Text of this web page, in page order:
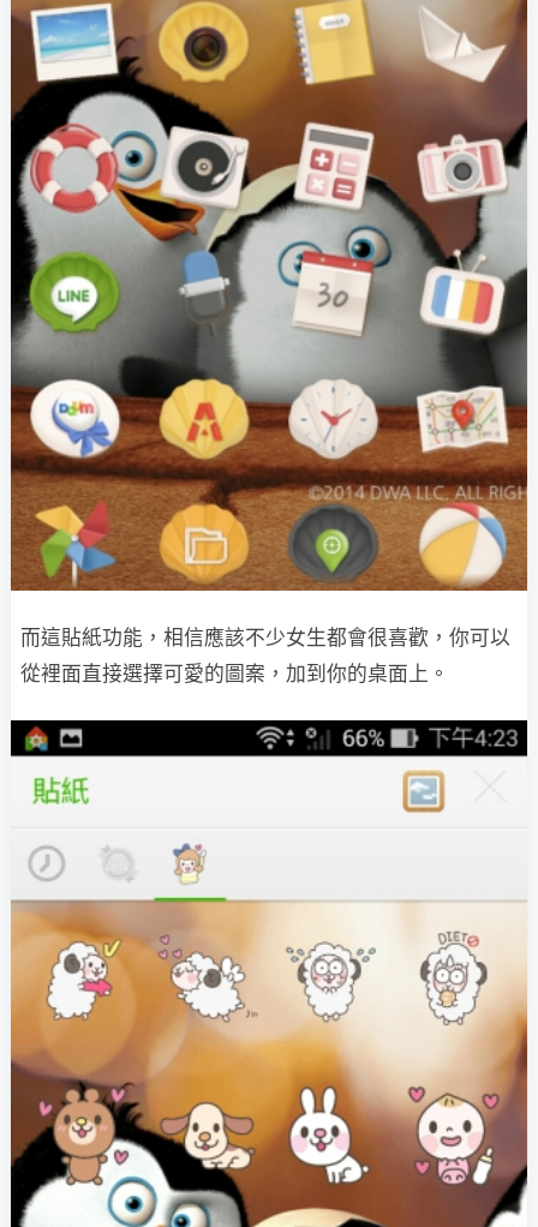
而這貼紙功能，相信應該不少女生都會很喜歡，你可以
從裡面直接選擇可愛的圖案，加到你的桌面上。